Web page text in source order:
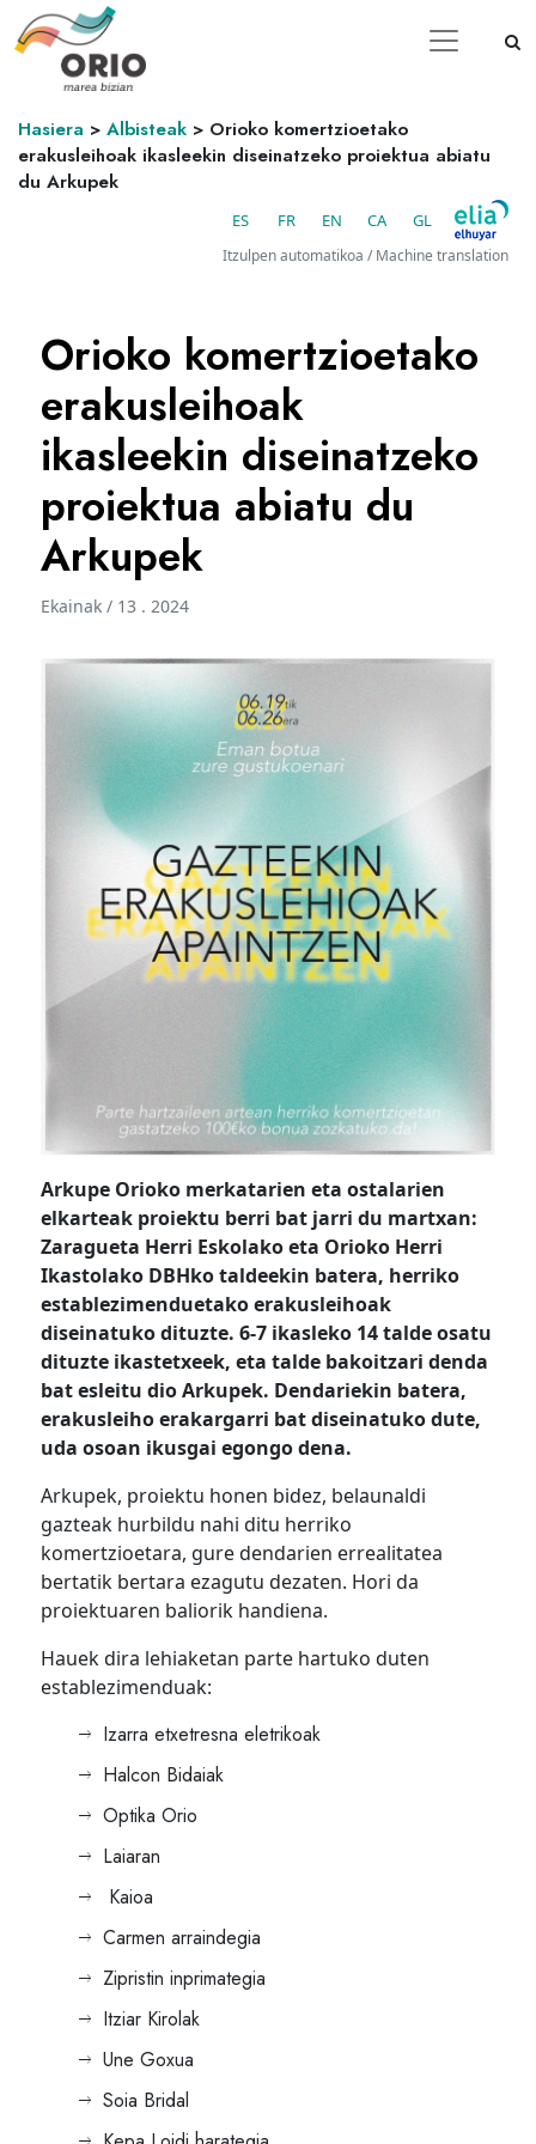
Hasiera > Albisteak > Orioko komertzioetako
erakusleihoak ikasleekin diseinatzeko proiektua abiatu
du Arkupek
ES FR EN CA GL
Itzulpen automatikoa / Machine translation
Orioko komertzioetako
erakusleihoak
ikasleekin diseinatzeko
proiektua abiatu du
Arkupek
Ekainak / 13 . 2024
Arkupe Orioko merkatarien eta ostalarien
elkarteak proiektu berri bat jarri du martxan:
Zaragueta Herri Eskolako eta Orioko Herri
Ikastolako DBHko taldeekin batera, herriko
establezimenduetako erakusleihoak
diseinatuko dituzte. 6-7 ikasleko 14 talde osatu
dituzte ikastetxeek, eta talde bakoitzari denda
bat esleitu dio Arkupek. Dendariekin batera,
erakusleiho erakargarri bat diseinatuko dute,
uda osoan ikusgai egongo dena.
Arkupek, proiektu honen bidez, belaunaldi
gazteak hurbildu nahi ditu herriko
komertzioetara, gure dendarien errealitatea
bertatik bertara ezagutu dezaten. Hori da
proiektuaren baliorik handiena.
Hauek dira lehiaketan parte hartuko duten
establezimenduak:
Izarra etxetresna eletrikoak
Halcon Bidaiak
Optika Orio
Laiaran
Kaioa
Carmen arraindegia
Zipristin inprimategia
Itziar Kirolak
Une Goxua
Soia Bridal